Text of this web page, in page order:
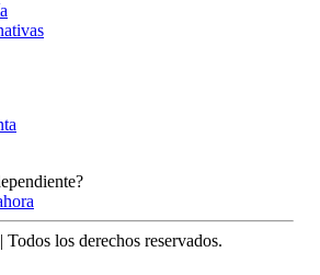
| Todos los derechos reservados.